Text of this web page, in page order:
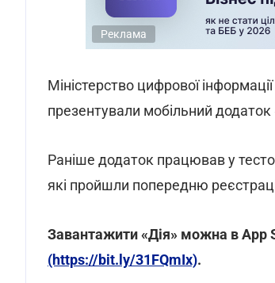
Реклама
Міністерство цифрової
презентували мобільний додаток
Раніше додаток працював у
які пройшли попередню
Завантажити «Дія» можна в App
(https://bit.ly/31FQmIx).